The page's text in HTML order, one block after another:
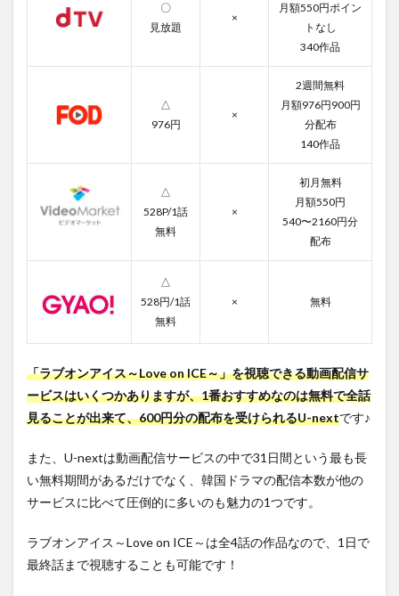
～の
一覧
第1話
3.3
第3話
ラブ
オン
ス～
on
ICE
～の
キャ
ト・
スタ
ッフ
まと
め
〇
見放題
×
月額550円ポイン
トなし
340作品
△
976円
×
2週間無料
月額976円900円
分配布
140作品
△
528P/1話
無料
×
初月無料
月額550円
540〜2160円分
配布
△
528円/1話
無料
× 無料
「ラブオンアイス～Love on ICE～」を視聴できる動画配信サ
ービスはいくつかありますが、1番おすすめなのは無料で全話
見ることが出来て、600円分の配布を受けられるU-nextです♪
また、U-nextは動画配信サービスの中で31日間という最も長
い無料期間があるだけでなく、韓国ドラマの配信本数が他の
サービスに比べて圧倒的に多いのも魅力の1つです。
ラブオンアイス～Love on ICE～は全4話の作品なので、1日で
最終話まで視聴することも可能です！